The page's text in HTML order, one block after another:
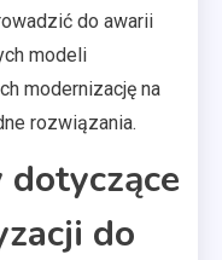
do awarii
modeli
modernizację na
rozwiązania.
dotyczące
do